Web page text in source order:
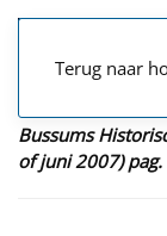
Terug naar
Bussums
of juni 2007)